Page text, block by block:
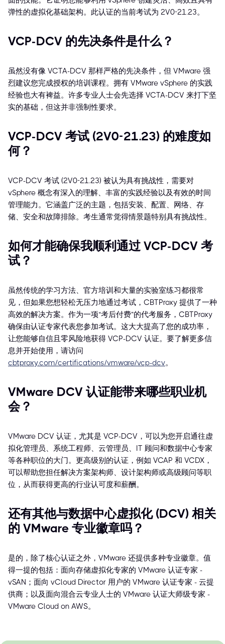
弹性的虚拟化基础架构。此认证的当前考试为 2V0-21.23。
VCP-DCV 的先决条件是什么？
虽然没有像 VCTA-DCV 那样严格的先决条件，但 VMware 强
烈建议您完成授权的培训课程。拥有 VMware vSphere 的实践
经验也大有裨益。许多专业人士会先选择 VCTA-DCV 来打下坚
实的基础，但这并非强制性要求。
VCP-DCV 考试 (2V0-21.23) 的难度如
何？
VCP-DCV 考试 (2V0-21.23) 被认为具有挑战性，需要对
vSphere 概念有深入的理解、丰富的实践经验以及有效的时间
管理能力。它涵盖广泛的主题，包括安装、配置、网络、存
储、安全和故障排除。考生通常觉得情景题特别具有挑战性。
如何才能确保我顺利通过 VCP-DCV 考
试？
虽然传统的学习方法、官方培训和大量的实验室练习都很常
见，但如果您想轻松无压力地通过考试，CBTProxy 提供了一种
高效的解决方案。作为一项“考后付费”的代考服务，CBTProxy
确保由认证专家代表您参加考试。这大大提高了您的成功率，
让您能够自信且零风险地获得 VCP-DCV 认证。要了解更多信
息并开始使用，请访问
cbtproxy.com/certifications/vmware/vcp-dcv。
VMware DCV 认证能带来哪些职业机
会？
VMware DCV 认证，尤其是 VCP-DCV，可以为您开启通往虚
拟化管理员、系统工程师、云管理员、IT 顾问和数据中心专家
等各种职位的大门。更高级别的认证，例如 VCAP 和 VCDX，
可以帮助您担任解决方案架构师、设计架构师或高级顾问等职
位，从而获得更高的行业认可度和薪酬。
还有其他与数据中心虚拟化 (DCV) 相关
的 VMware 专业徽章吗？
是的，除了核心认证之外，VMware 还提供多种专业徽章。值
得一提的包括：面向存储虚拟化专家的 VMware 认证专家 -
vSAN；面向 vCloud Director 用户的 VMware 认证专家 - 云提
供商；以及面向混合云专业人士的 VMware 认证大师级专家 -
VMware Cloud on AWS。